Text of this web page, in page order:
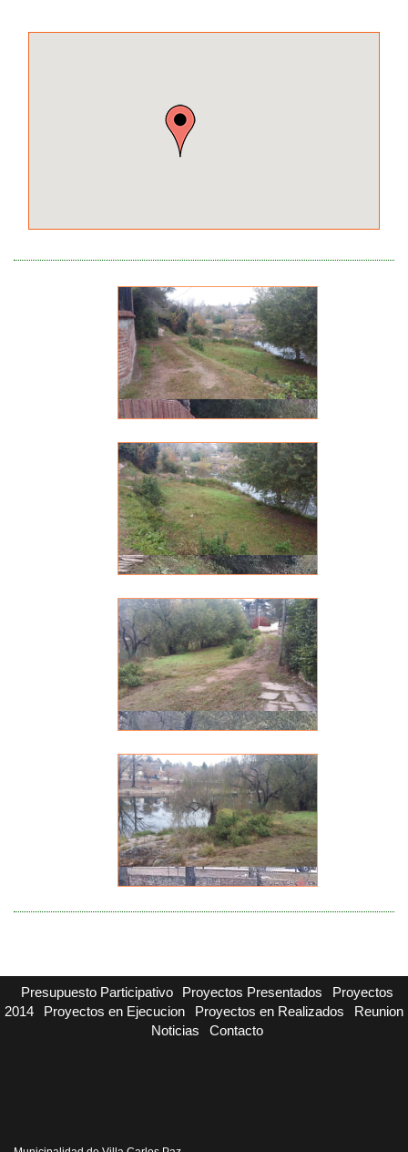
Presupuesto Participativo Proyectos Presentados
Proyectos
2014
Proyectos en Ejecucion Proyectos en Realizados
Reunion
Noticias
Contacto